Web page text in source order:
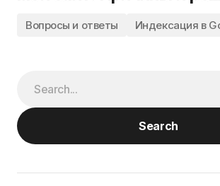
Вопросы и ответы Индексация в
Search